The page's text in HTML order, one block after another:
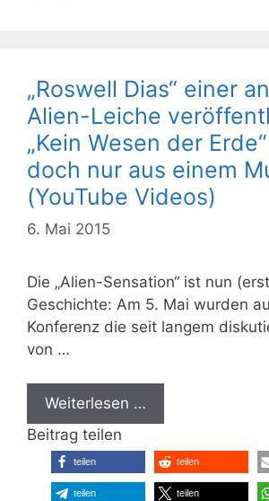
„Roswell Dias“ einer
Alien-Leiche
„Kein Wesen der
doch nur aus einem
(YouTube Videos)
6. Mai 2015
Die „Alien-Sensation“ ist nun
Geschichte: Am 5. Mai wurden
Konferenz die seit langem
von …
Weiterlesen …
Beitrag teilen
teilen teilen
teilen teilen